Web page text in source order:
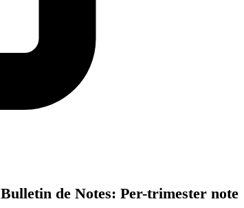
Bulletin de Notes: Per-trimester note